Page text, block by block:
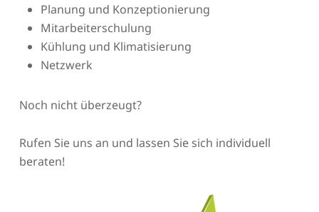
Planung und Konzeptionierung
Mitarbeiterschulung
Kühlung und Klimatisierung
Netzwerk
Noch nicht überzeugt?
Rufen Sie uns an und lassen Sie sich individuell
beraten!